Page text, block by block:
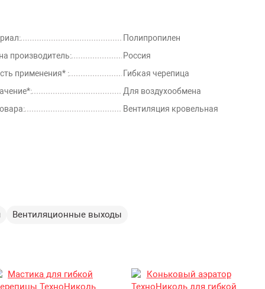
Полипропилен
производитель:
Россия
применения* :
Гибкая черепица
Для воздухообмена
Вентиляция кровельная
Вентиляционные выходы